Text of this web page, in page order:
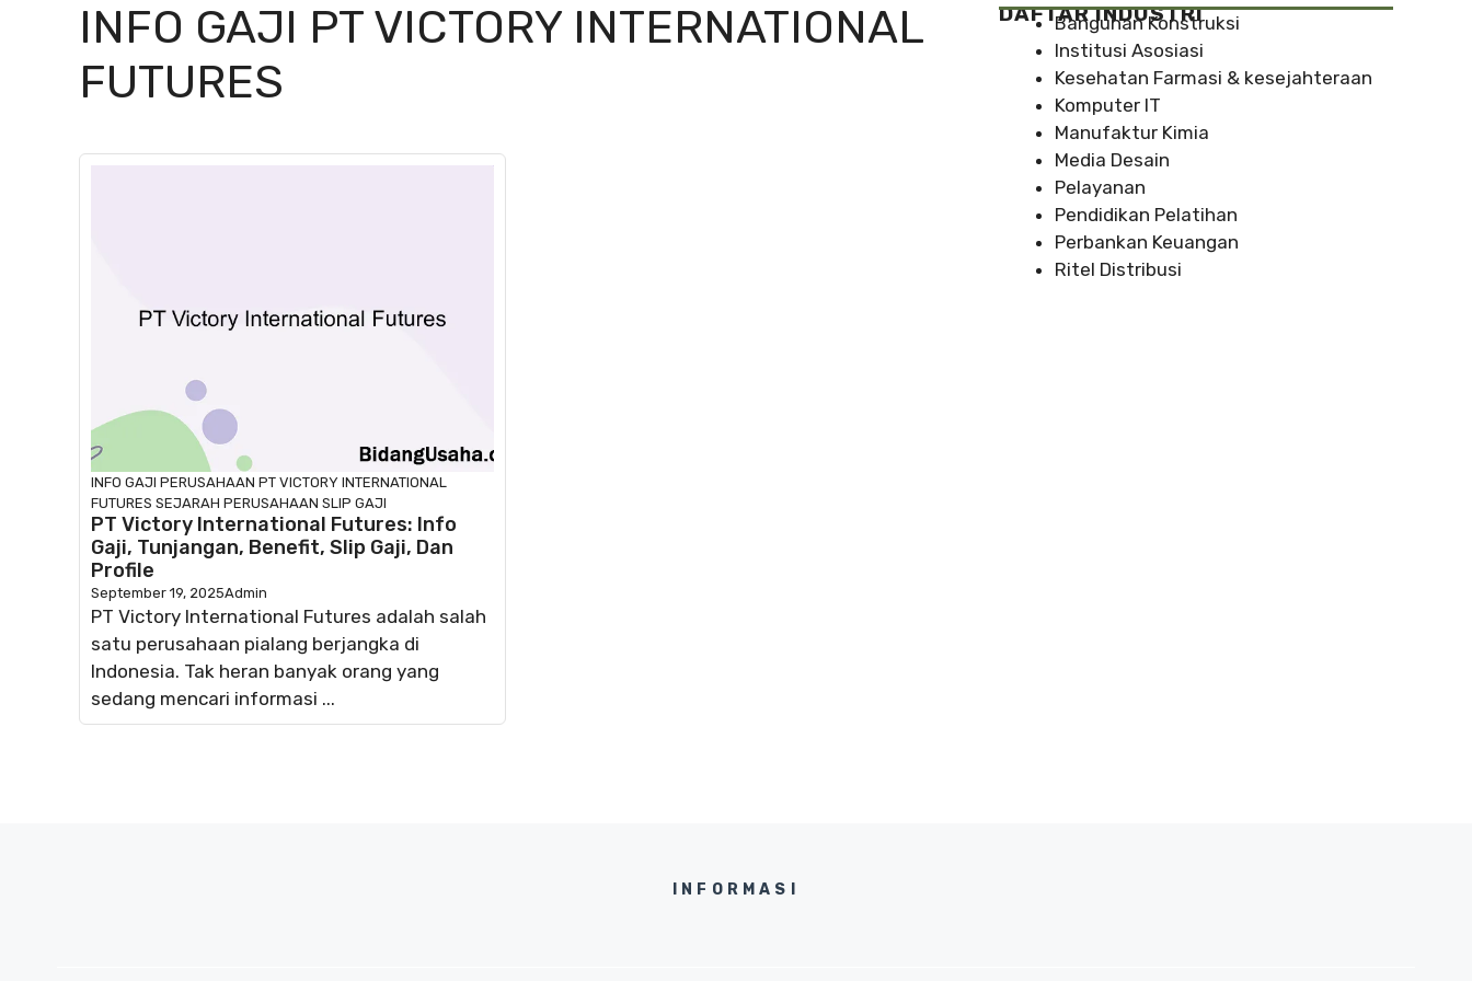
INFO GAJI PT VICTORY INTERNATIONAL
FUTURES
INFO GAJI PERUSAHAAN PT VICTORY INTERNATIONAL
FUTURES SEJARAH PERUSAHAAN SLIP GAJI
PT Victory International Futures: Info
Gaji, Tunjangan, Benefit, Slip Gaji, Dan
Profile
September 19, 2025Admin
PT Victory International Futures adalah salah
satu perusahaan pialang berjangka di
Indonesia. Tak heran banyak orang yang
sedang mencari informasi ...
DAFTAR INDUSTRI
Bangunan Konstruksi
Institusi Asosiasi
Kesehatan Farmasi & kesejahteraan
Komputer IT
Manufaktur Kimia
Media Desain
Pelayanan
Pendidikan Pelatihan
Perbankan Keuangan
Ritel Distribusi
INFORMASI